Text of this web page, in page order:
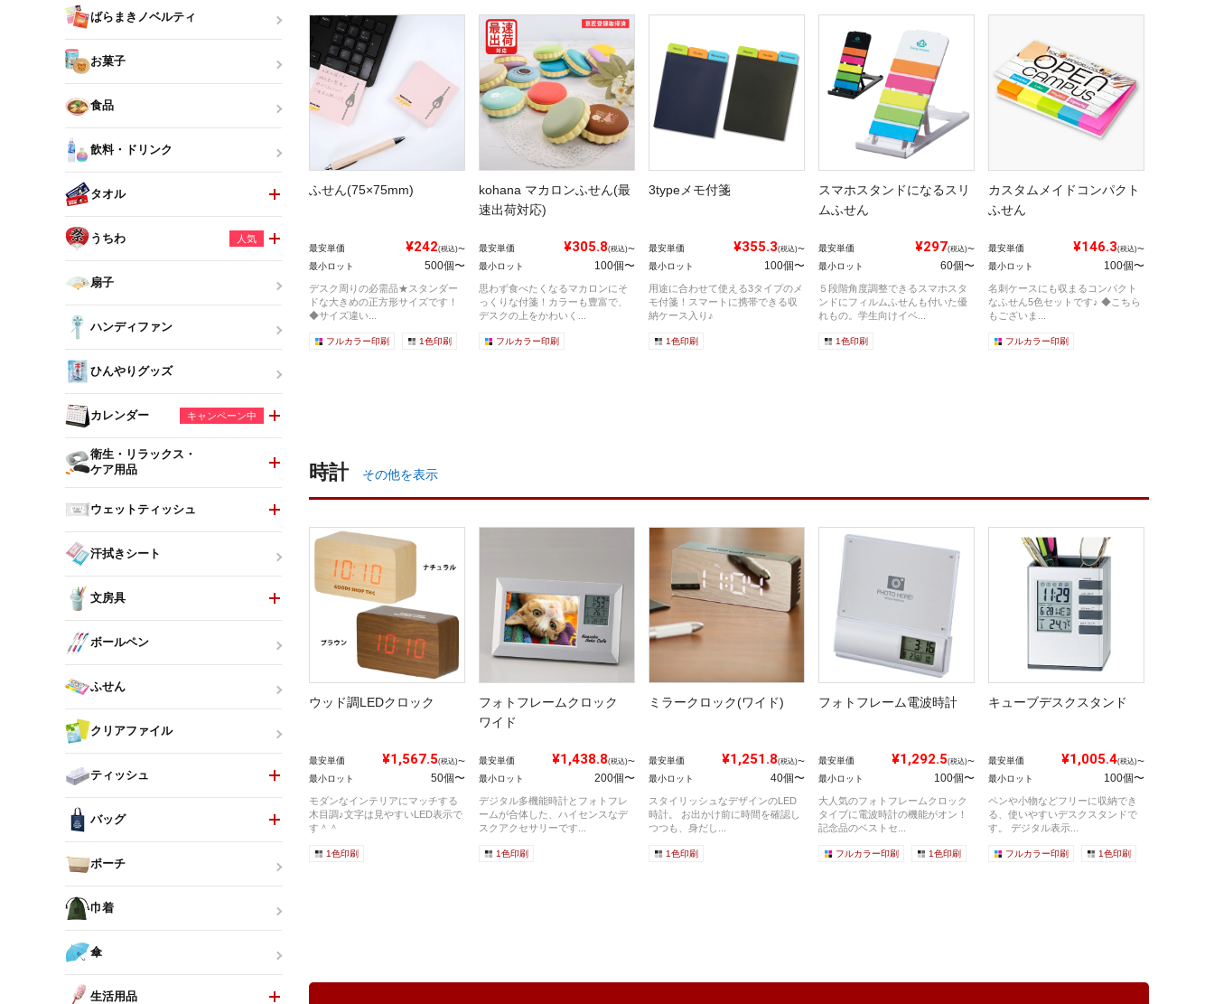
ふせん(75×75mm)
最安単価 ¥242(税込)〜
最小ロット 500個〜
デスク周りの必需品★スタンダー
ドな大きめの正方形サイズです！
◆サイズ違い...
フルカラー印刷 1色印刷
kohana マカロンふせん(最
速出荷対応)
最安単価 ¥305.8(税込)〜
最小ロット 100個〜
思わず食べたくなるマカロンにそ
っくりな付箋！カラーも豊富で、
デスクの上をかわいく...
フルカラー印刷
3typeメモ付箋
最安単価 ¥355.3(税込)〜
最小ロット 100個〜
用途に合わせて使える3タイプのメ
モ付箋！スマートに携帯できる収
納ケース入り♪
1色印刷
スマホスタンドになるスリ
ムふせん
最安単価 ¥297(税込)〜
最小ロット 60個〜
５段階角度調整できるスマホスタ
ンドにフィルムふせんも付いた優
れもの。学生向けイベ...
1色印刷
カスタムメイドコンパクト
ふせん
最安単価 ¥146.3(税込)〜
最小ロット 100個〜
名刺ケースにも収まるコンパクト
なふせん5色セットです♪ ◆こちら
もございま...
フルカラー印刷
時計 その他を表示
ウッド調LEDクロック
最安単価 ¥1,567.5(税込)〜
最小ロット 50個〜
モダンなインテリアにマッチする
木目調♪文字は見やすいLED表示で
す＾＾
1色印刷
フォトフレームクロック
ワイド
最安単価 ¥1,438.8(税込)〜
最小ロット 200個〜
デジタル多機能時計とフォトフレ
ームが合体した、ハイセンスなデ
スクアクセサリーです...
1色印刷
ミラークロック(ワイド)
最安単価 ¥1,251.8(税込)〜
最小ロット 40個〜
スタイリッシュなデザインのLED
時計。 お出かけ前に時間を確認し
つつも、身だし...
1色印刷
フォトフレーム電波時計
最安単価 ¥1,292.5(税込)〜
最小ロット 100個〜
大人気のフォトフレームクロック
タイプに電波時計の機能がオン！
記念品のベストセ...
フルカラー印刷 1色印刷
キューブデスクスタンド
最安単価 ¥1,005.4(税込)〜
最小ロット 100個〜
ペンや小物などフリーに収納でき
る、使いやすいデスクスタンドで
す。 デジタル表示...
フルカラー印刷 1色印刷
ばらまきノベルティ
お菓子
食品
飲料・ドリンク
タオル
うちわ 人気
扇子
ハンディファン
ひんやりグッズ
カレンダー キャンペーン中
衛生・リラックス・
ケア用品
ウェットティッシュ
汗拭きシート
文房具
ボールペン
ふせん
クリアファイル
ティッシュ
バッグ
ポーチ
巾着
傘
生活用品